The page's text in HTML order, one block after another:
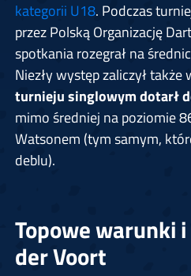
kategorii U18. Podczas
przez Polską Organizację
spotkania rozegrał na
Niezły występ zaliczył
turnieju singlowym dotarł
mimo średniej na poziomie
Watsonem (tym samym,
deblu).
Topowe warunki
der Voort